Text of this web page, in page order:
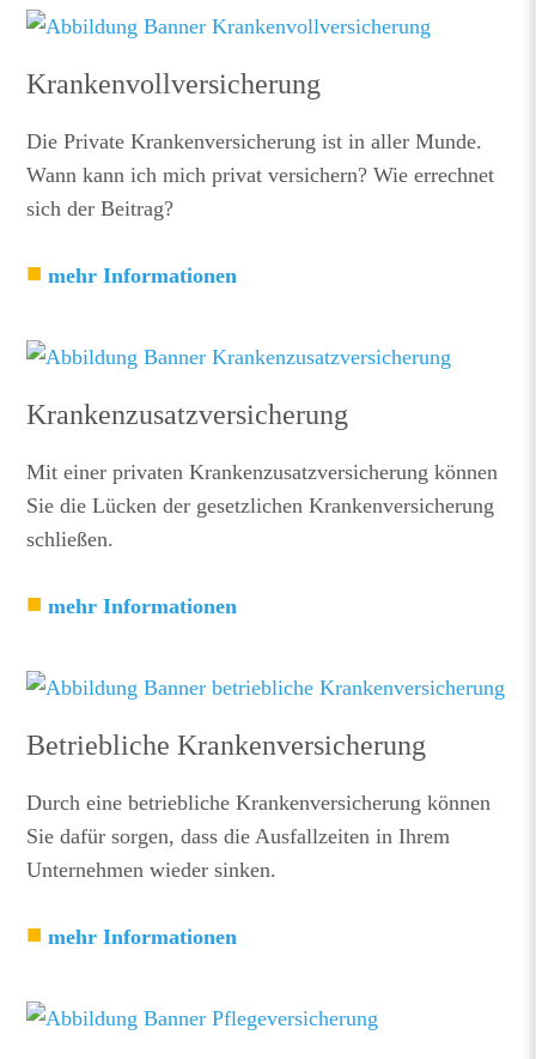
Krankenvollversicherung
Die Private Krankenversicherung ist in aller Munde.
Wann kann ich mich privat versichern? Wie errechnet
sich der Beitrag?
mehr Informationen
Krankenzusatzversicherung
Mit einer privaten Krankenzusatzversicherung können
Sie die Lücken der gesetzlichen Krankenversicherung
schließen.
mehr Informationen
Betriebliche Krankenversicherung
Durch eine betriebliche Krankenversicherung können
Sie dafür sorgen, dass die Ausfallzeiten in Ihrem
Unternehmen wieder sinken.
mehr Informationen